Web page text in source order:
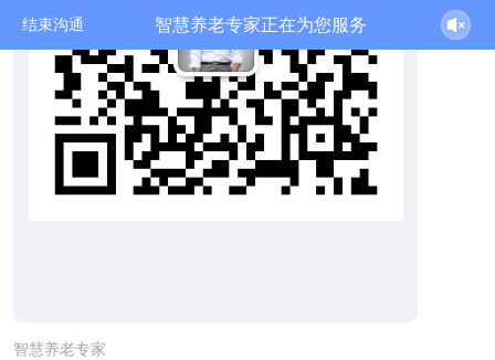
结束沟通 智慧养老专家正在为您服务
智慧养老专家